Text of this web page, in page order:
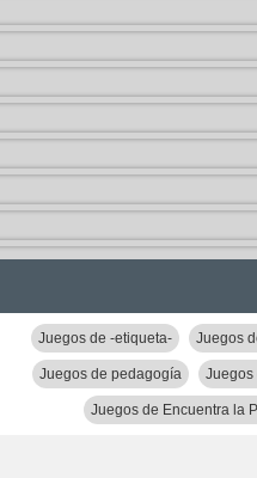
Juegos de -etiqueta- Juegos
Juegos de pedagogía Juegos
Juegos de Encuentra la